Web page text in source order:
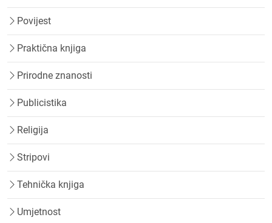
Povijest
Praktična knjiga
Prirodne znanosti
Publicistika
Religija
Stripovi
Tehnička knjiga
Umjetnost